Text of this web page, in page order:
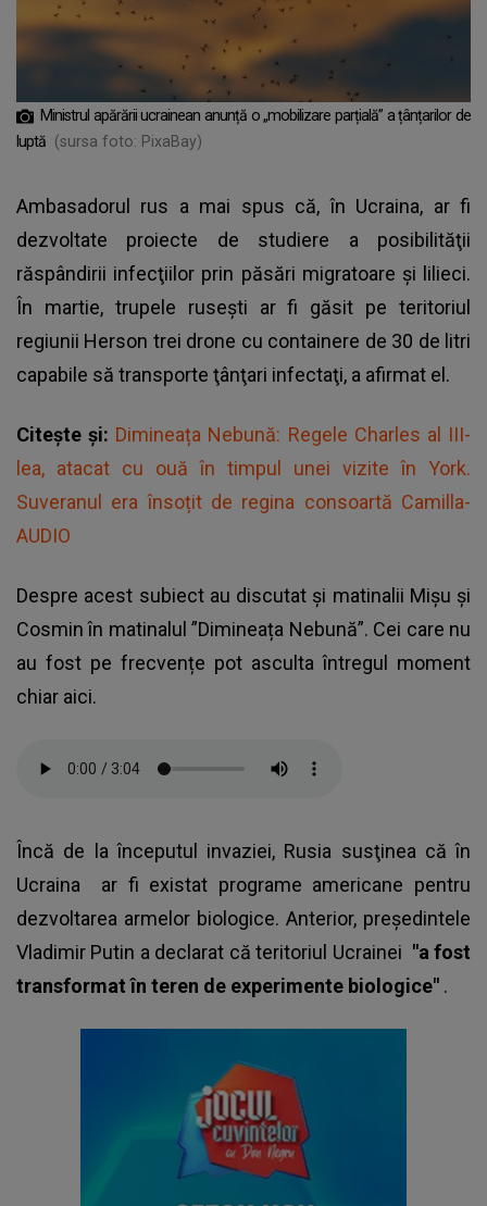
Ministrul apărării ucrainean anunță o „mobilizare parțială” a țânțarilor de
luptă (sursa foto: PixaBay)
Ambasadorul rus a mai spus că, în Ucraina, ar fi
dezvoltate proiecte de studiere a posibilităţii
răspândirii infecţiilor prin păsări migratoare şi lilieci.
În martie, trupele ruseşti ar fi găsit pe teritoriul
regiunii Herson trei drone cu containere de 30 de litri
capabile să transporte ţânţari infectaţi, a afirmat el.
Citește și: Dimineața Nebună: Regele Charles al III-
lea, atacat cu ouă în timpul unei vizite în York.
Suveranul era însoțit de regina consoartă Camilla-
AUDIO
Despre acest subiect au discutat și matinalii Mișu și
Cosmin în matinalul ”Dimineața Nebună”. Cei care nu
au fost pe frecvențe pot asculta întregul moment
chiar aici.
Încă de la începutul invaziei, Rusia susţinea că în
Ucraina
ar fi existat programe americane pentru
dezvoltarea armelor biologice. Anterior, preşedintele
Vladimir Putin a declarat că teritoriul Ucrainei "a fost
transformat în teren de experimente biologice" .